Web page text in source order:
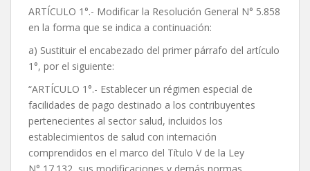
ARTÍCULO 1°.- Modificar la Resolución General N° 5.858
en la forma que se indica a continuación:
a) Sustituir el encabezado del primer párrafo del artículo
1°, por el siguiente:
“ARTÍCULO 1°.- Establecer un régimen especial de
facilidades de pago destinado a los contribuyentes
pertenecientes al sector salud, incluidos los
establecimientos de salud con internación
comprendidos en el marco del Título V de la Ley